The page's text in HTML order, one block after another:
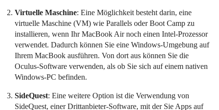
Virtuelle Maschine: Eine Möglichkeit besteht darin, eine
virtuelle Maschine (VM) wie Parallels oder Boot Camp zu
installieren, wenn Ihr MacBook Air noch einen Intel-Prozessor
verwendet. Dadurch können Sie eine Windows-Umgebung auf
Ihrem MacBook ausführen. Von dort aus können Sie die
Oculus-Software verwenden, als ob Sie sich auf einem nativen
Windows-PC befinden.
SideQuest: Eine weitere Option ist die Verwendung von
SideQuest, einer Drittanbieter-Software, mit der Sie Apps auf